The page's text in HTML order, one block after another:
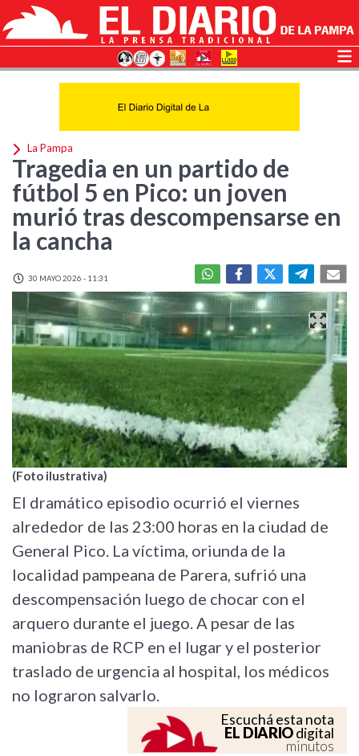
La Pampa
Tragedia en un partido de
fútbol 5 en Pico: un joven
murió tras descompensarse en
la cancha
30 MAYO 2026 - 11:31
(Foto ilustrativa)
El dramático episodio ocurrió el viernes
alrededor de las 23:00 horas en la ciudad de
General Pico. La víctima, oriunda de la
localidad pampeana de Parera, sufrió una
descompensación luego de chocar con el
arquero durante el juego. A pesar de las
maniobras de RCP en el lugar y el posterior
traslado de urgencia al hospital, los médicos
no lograron salvarlo.
Escuchá esta nota
EL DIARIOdigital
minutos